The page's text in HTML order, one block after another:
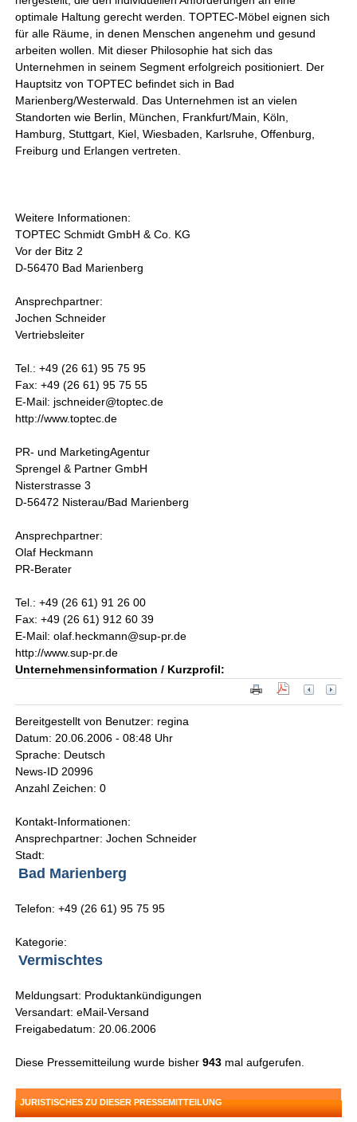
optimale Haltung gerecht werden. TOPTEC-Möbel eignen sich
für alle Räume, in denen Menschen angenehm und gesund
arbeiten wollen. Mit dieser Philosophie hat sich das
Unternehmen in seinem Segment erfolgreich positioniert. Der
Hauptsitz von TOPTEC befindet sich in Bad
Marienberg/Westerwald. Das Unternehmen ist an vielen
Standorten wie Berlin, München, Frankfurt/Main, Köln,
Hamburg, Stuttgart, Kiel, Wiesbaden, Karlsruhe, Offenburg,
Freiburg und Erlangen vertreten.
Weitere Informationen:
TOPTEC Schmidt GmbH & Co. KG
Vor der Bitz 2
D-56470 Bad Marienberg
Ansprechpartner:
Jochen Schneider
Vertriebsleiter
Tel.: +49 (26 61) 95 75 95
Fax: +49 (26 61) 95 75 55
E-Mail: jschneider@toptec.de
http://www.toptec.de
PR- und MarketingAgentur
Sprengel & Partner GmbH
Nisterstrasse 3
D-56472 Nisterau/Bad Marienberg
Ansprechpartner:
Olaf Heckmann
PR-Berater
Tel.: +49 (26 61) 91 26 00
Fax: +49 (26 61) 912 60 39
E-Mail: olaf.heckmann@sup-pr.de
http://www.sup-pr.de
Unternehmensinformation / Kurzprofil:
Bereitgestellt von Benutzer: regina
Datum: 20.06.2006 - 08:48 Uhr
Sprache: Deutsch
News-ID 20996
Anzahl Zeichen: 0
Kontakt-Informationen:
Ansprechpartner: Jochen Schneider
Stadt:
Bad Marienberg
Telefon: +49 (26 61) 95 75 95
Kategorie:
Vermischtes
Meldungsart: Produktankündigungen
Versandart: eMail-Versand
Freigabedatum: 20.06.2006
Diese Pressemitteilung wurde bisher943 mal aufgerufen.
JURISTISCHES ZU DIESER PRESSEMITTEILUNG